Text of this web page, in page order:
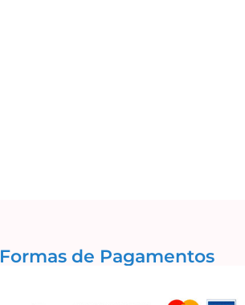
Formas de Pagamentos